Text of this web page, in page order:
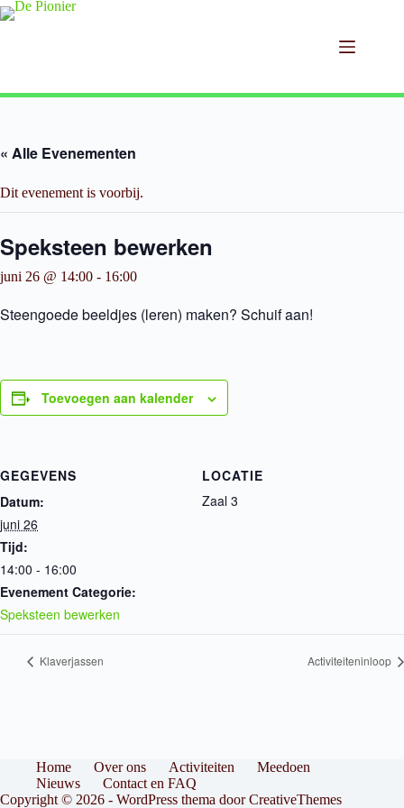
Ga
naar
« Alle Evenementen
Dit evenement is voorbij.
Speksteen bewerken
juni 26 @ 14:00 - 16:00
Steengoede beeldjes (leren) maken? Schuif aan!
Toevoegen aan kalender
GEGEVENS
Datum:
juni 26
Tijd:
14:00 - 16:00
Evenement Categorie:
Speksteen bewerken
LOCATIE
Zaal 3
Klaverjassen Activiteiteninloop
Home Over ons Activiteiten
Meedoen
Nieuws
Contact en FAQ
Copyright © 2026 - WordPress thema doorCreativeThemes